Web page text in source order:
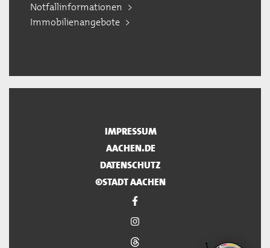
Notfallinformationen
Immobilienangebote
IMPRESSUM
AACHEN.DE
DATENSCHUTZ
©STADT AACHEN